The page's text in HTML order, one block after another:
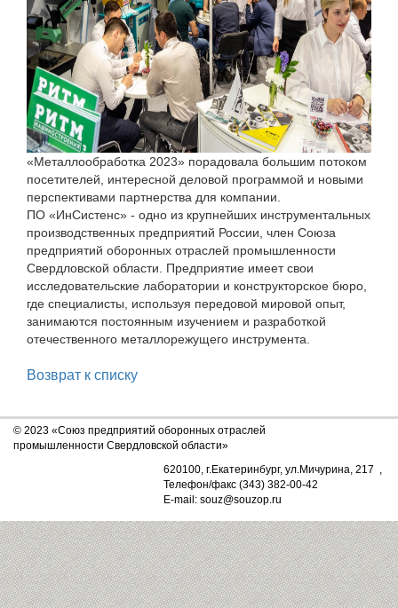
«Металлообработка 2023» порадовала большим потоком
посетителей, интересной деловой программой и новыми
перспективами партнерства для компании.
ПО «ИнСистенс» - одно из крупнейших инструментальных
производственных предприятий России, член Союза
предприятий оборонных отраслей промышленности
Свердловской области. Предприятие имеет свои
исследовательские лаборатории и конструкторское бюро,
где специалисты, используя передовой мировой опыт,
занимаются постоянным изучением и разработкой
отечественного металлорежущего инструмента.
Возврат к списку
© 2023 «Союз предприятий оборонных отраслей
промышленности Свердловской области»
620100, г.Екатеринбург, ул.Мичурина, 217 ,
Телефон/факс (343) 382-00-42
E-mail: souz@souzop.ru